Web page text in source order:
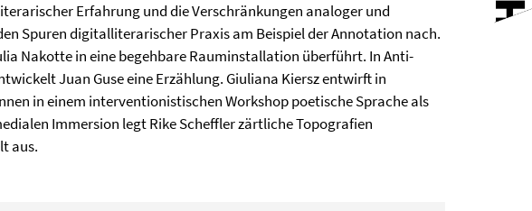
Erfahrung und die Verschränkungen analoger und
Spuren digitalliterarischer Praxis am Beispiel der Annotation nach.
Nakotte in eine begehbare Rauminstallation überführt. In Anti-
Juan Guse eine Erzählung. Giuliana Kiersz entwirft in
in einem interventionistischen Workshop poetische Sprache als
Immersion legt Rike Scheffler zärtliche Topografien
aus.